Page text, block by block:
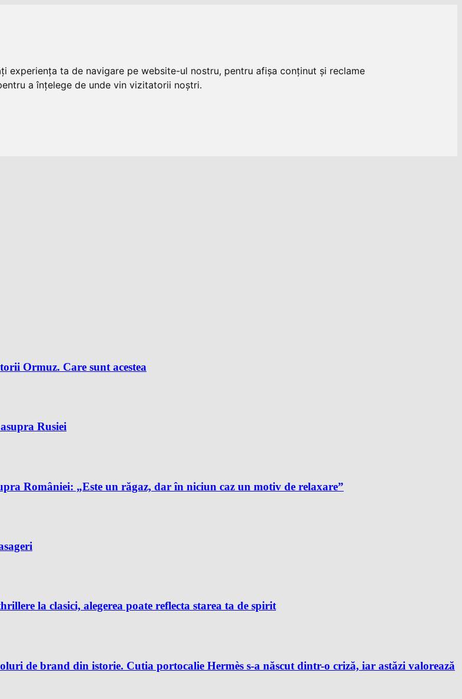
experiența ta de navigare pe website-ul nostru, pentru afișa conținut și reclame
a înțelege de unde vin vizitatorii noștri.
Ormuz. Care sunt acestea
Rusiei
României: „Este un răgaz, dar în niciun caz un motiv de relaxare”
la clasici, alegerea poate reflecta starea ta de spirit
de brand din istorie. Cutia portocalie Hermès s-a născut dintr-o criză, iar astăzi valorează